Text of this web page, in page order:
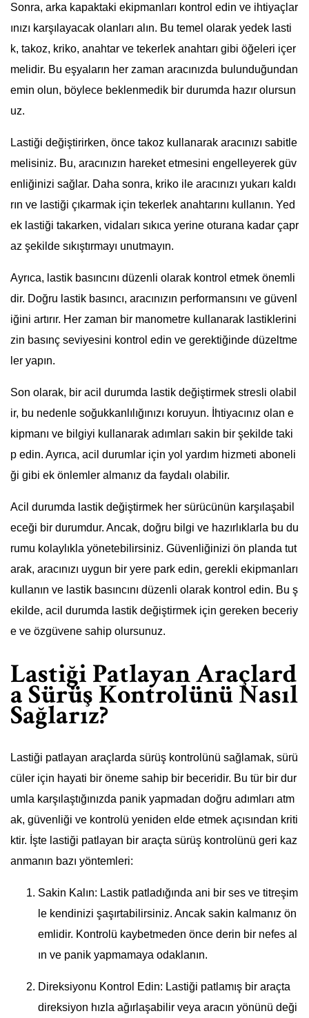
Sonra, arka kapaktaki ekipmanları kontrol edin ve ihtiyaçlar
ınızı karşılayacak olanları alın. Bu temel olarak yedek lasti
k, takoz, kriko, anahtar ve tekerlek anahtarı gibi öğeleri içer
melidir. Bu eşyaların her zaman aracınızda bulunduğundan
emin olun, böylece beklenmedik bir durumda hazır olursun
uz.
Lastiği değiştirirken, önce takoz kullanarak aracınızı sabitle
melisiniz. Bu, aracınızın hareket etmesini engelleyerek güv
enliğinizi sağlar. Daha sonra, kriko ile aracınızı yukarı kaldı
rın ve lastiği çıkarmak için tekerlek anahtarını kullanın. Yed
ek lastiği takarken, vidaları sıkıca yerine oturana kadar çapr
az şekilde sıkıştırmayı unutmayın.
Ayrıca, lastik basıncını düzenli olarak kontrol etmek önemli
dir. Doğru lastik basıncı, aracınızın performansını ve güvenl
iğini artırır. Her zaman bir manometre kullanarak lastiklerini
zin basınç seviyesini kontrol edin ve gerektiğinde düzeltme
ler yapın.
Son olarak, bir acil durumda lastik değiştirmek stresli olabil
ir, bu nedenle soğukkanlılığınızı koruyun. İhtiyacınız olan e
kipmanı ve bilgiyi kullanarak adımları sakin bir şekilde taki
p edin. Ayrıca, acil durumlar için yol yardım hizmeti aboneli
ği gibi ek önlemler almanız da faydalı olabilir.
Acil durumda lastik değiştirmek her sürücünün karşılaşabil
eceği bir durumdur. Ancak, doğru bilgi ve hazırlıklarla bu du
rumu kolaylıkla yönetebilirsiniz. Güvenliğinizi ön planda tut
arak, aracınızı uygun bir yere park edin, gerekli ekipmanları
kullanın ve lastik basıncını düzenli olarak kontrol edin. Bu ş
ekilde, acil durumda lastik değiştirmek için gereken beceriy
e ve özgüvene sahip olursunuz.
Lastiği Patlayan Araçlard
a Sürüş Kontrolünü Nasıl
Sağlarız?
Lastiği patlayan araçlarda sürüş kontrolünü sağlamak, sürü
cüler için hayati bir öneme sahip bir beceridir. Bu tür bir dur
umla karşılaştığınızda panik yapmadan doğru adımları atm
ak, güvenliği ve kontrolü yeniden elde etmek açısından kriti
ktir. İşte lastiği patlayan bir araçta sürüş kontrolünü geri kaz
anmanın bazı yöntemleri:
Sakin Kalın: Lastik patladığında ani bir ses ve titreşim
le kendinizi şaşırtabilirsiniz. Ancak sakin kalmanız ön
emlidir. Kontrolü kaybetmeden önce derin bir nefes al
ın ve panik yapmamaya odaklanın.
Direksiyonu Kontrol Edin: Lastiği patlamış bir araçta
direksiyon hızla ağırlaşabilir veya aracın yönünü deği